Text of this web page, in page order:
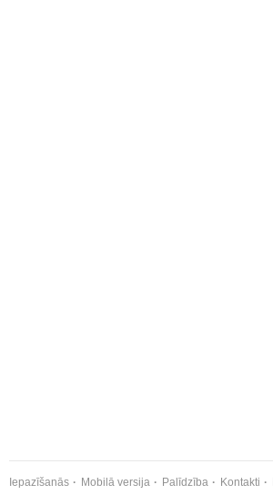
Iepazīšanās Mobilā versija Palīdzība Kontakti